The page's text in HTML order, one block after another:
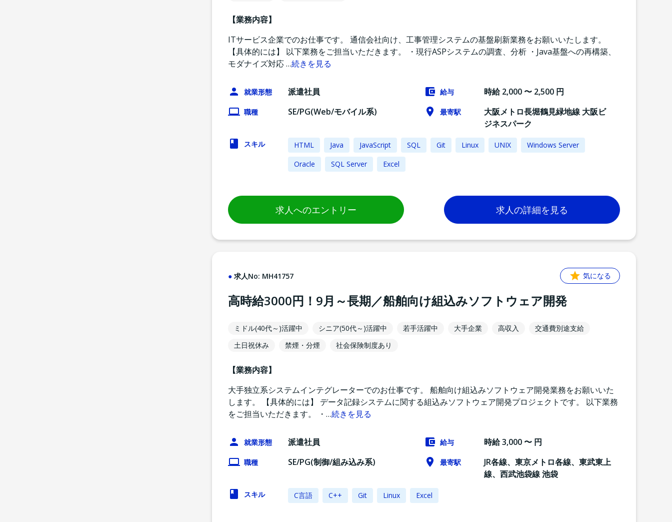
【業務内容】
ITサービス企業でのお仕事です。 通信会社向け、工事管理システムの基盤刷新業務をお願いいたします。
【具体的には】 以下業務をご担当いただきます。 ・現行ASPシステムの調査、分析 ・Java基盤への再構築、
モダナイズ対応…続きを見る
就業形態 派遣社員 給与 時給 2,000 〜 2,500 円
職種 SE/PG(Web/モバイル系) 最寄駅
大阪メトロ長堀鶴見緑地線 大阪ビ
ジネスパーク
スキル HTML Java JavaScript SQL Git Linux UNIX
Windows Server
Oracle
SQL Server Excel
求人へのエントリー 求人の詳細を見る
求人No: MH41757 気になる
高時給3000円！9月～長期／船舶向け組込みソフトウェア開発
ミドル(40代～)活躍中 シニア(50代～)活躍中 若手活躍中 大手企業 高収入
交通費別途支給
土日祝休み
禁煙・分煙 社会保険制度あり
【業務内容】
大手独立系システムインテグレーターでのお仕事です。 船舶向け組込みソフトウェア開発業務をお願いいた
します。 【具体的には】 データ記録システムに関する組込みソフトウェア開発プロジェクトです。 以下業務
をご担当いただきます。 ・ …続きを見る
就業形態 派遣社員 給与 時給 3,000 〜 円
職種 SE/PG(制御/組み込み系) 最寄駅
JR各線、東京メトロ各線、東武東上
線、西武池袋線 池袋
スキル C言語 C++ Git Linux Excel